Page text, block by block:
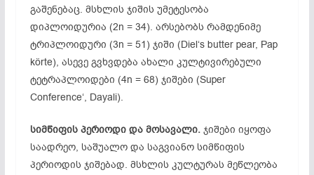
გაშენებაც. მსხლის ჯიშის უმეტესობა
დიპლოიდურია (2n = 34). არსებობს რამდენიმე
ტრიპლოიდური (3n = 51) ჯიში (Diel‘s butter pear, Pap
körte), ასევე გვხვდება ახალი კულტივირებული
ტეტრაპლოიდები (4n = 68) ჯიშები (Super
Conference‘, Dayali).
სიმწიფის პერიოდი და მოსავალი.ჯიშები იყოფა
საადრეო, საშუალო და საგვიანო სიმწიფის
პერიოდის ჯიშებად. მსხლის კულტურას მეწლეობა